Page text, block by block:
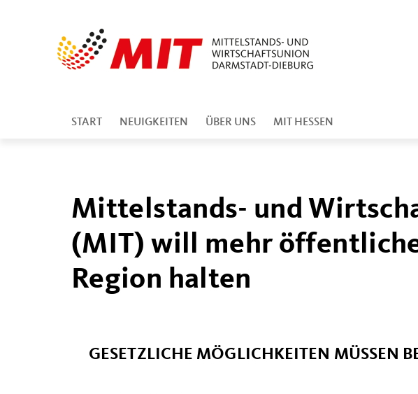
START NEUIGKEITEN ÜBER UNS MIT HESSEN
Mittelstands- und
(MIT) will mehr
Region halten
GESETZLICHE MÖGLICHKEITEN MÜSSEN